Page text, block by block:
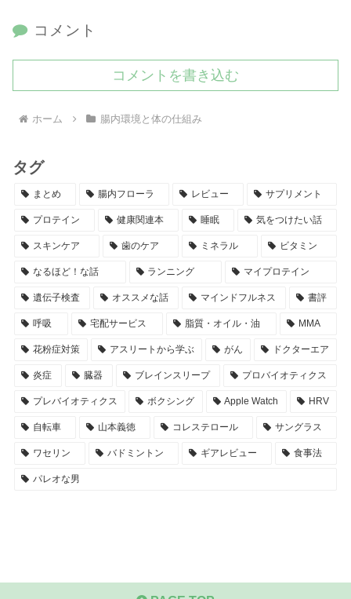
コメント
コメントを書き込む
ホーム 腸内環境と体の仕組み
タグ
まとめ 腸内フローラ レビュー サプリメント
プロテイン 健康関連本 睡眠 気をつけたい話
スキンケア 歯のケア ミネラル ビタミン
なるほど！な話 ランニング マイプロテイン
遺伝子検査 オススメな話 マインドフルネス 書評
呼吸 宅配サービス 脂質・オイル・油 MMA
花粉症対策 アスリートから学ぶ がん ドクターエア
炎症 臓器 ブレインスリープ プロバイオティクス
プレバイオティクス ボクシング Apple Watch HRV
自転車 山本義徳 コレステロール サングラス
ワセリン バドミントン ギアレビュー 食事法
パレオな男